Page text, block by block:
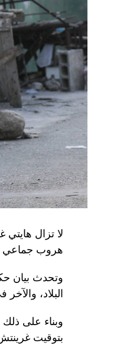
يعدّون
الاستخبارات
ضابطَي أمن،
الأوكراني
وذكرت
المسؤولَين
جهاز أمن»
هذه
من جهة أخرى،
إلى العاصمة
1999، محذّراً من أن بكين «لن تسمح قط بتكرار حدث تاريخي مأسوي كهذا».
واصطحب
من زيارة
ووصل
متراً.
وقصد ماكرون
ماكرون هناك
لا تزال
هروب جماعي
وتحدث بيان
البلاد،
بتوقيت